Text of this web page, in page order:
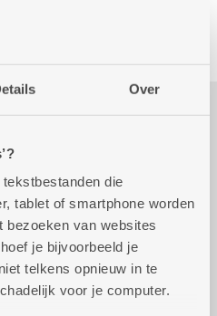
Over
die
tablet of smartphone worden
bezoeken van websites
je bijvoorbeeld je
telkens opnieuw in te
voor je computer.
14.00 uur tot 16.30 uur
aankoopverplichting